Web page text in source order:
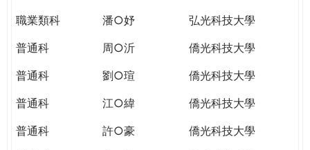
職業類科
潘○妤
弘光科技大學
普通科
周○沂
僑光科技大學
普通科
劉○瑄
僑光科技大學
普通科
江○緯
僑光科技大學
普通科
許○豪
僑光科技大學